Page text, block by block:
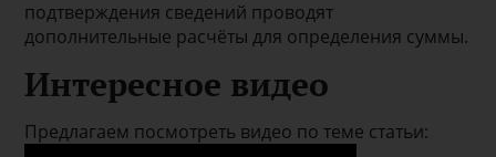
подтверждения сведений проводят
дополнительные расчёты для определения суммы.
Интересное видео
Предлагаем посмотреть видео по теме статьи: